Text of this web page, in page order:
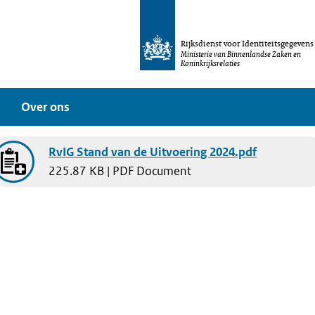
Rijksdienst voor Identiteitsgegevens
Ministerie van Binnenlandse Zaken en
Koninkrijksrelaties
Over ons
RvIG Stand van de Uitvoering 2024.pdf
225.87 KB | PDF Document